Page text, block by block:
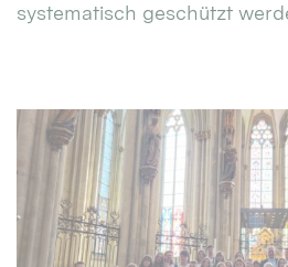
systematisch geschützt